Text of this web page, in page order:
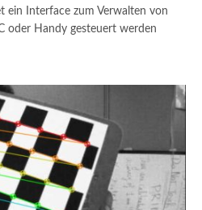
ein Interface zum Verwalten von
oder Handy gesteuert werden